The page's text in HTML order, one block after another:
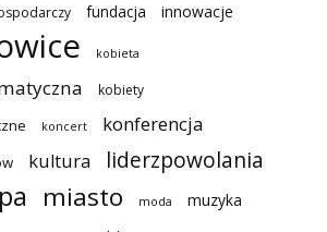
fundacja innowacje
kobieta
kobiety
koncert konferencja
kultura liderzpowolania
miasto moda muzyka